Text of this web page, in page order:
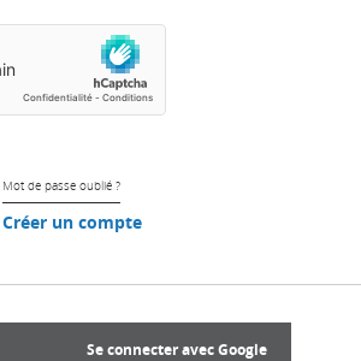
Mot de passe oublié ?
Créer un compte
Se connecter avec Google